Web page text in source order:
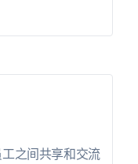
之间共享和交流